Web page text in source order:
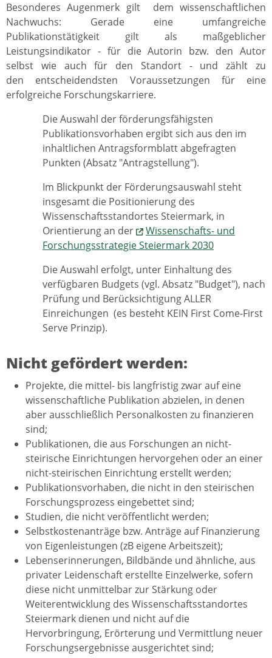
Besonderes Augenmerk gilt dem wissenschaftlichen
Nachwuchs: Gerade eine umfangreiche
Publikationstätigkeit gilt als maßgeblicher
Leistungsindikator - für die Autorin bzw. den Autor
selbst wie auch für den Standort - und zählt zu
den entscheidendsten Voraussetzungen für eine
erfolgreiche Forschungskarriere.
Die Auswahl der förderungsfähigsten
Publikationsvorhaben ergibt sich aus den im
inhaltlichen Antragsformblatt abgefragten
Punkten (Absatz "Antragstellung").
Im Blickpunkt der Förderungsauswahl steht
insgesamt die Positionierung des
Wissenschaftsstandortes Steiermark, in
Orientierung an der
Wissenschafts- und
Forschungsstrategie Steiermark 2030
Die Auswahl erfolgt, unter Einhaltung des
verfügbaren Budgets (vgl. Absatz "Budget"), nach
Prüfung und Berücksichtigung ALLER
Einreichungen (es besteht KEIN First Come-First
Serve Prinzip).
Nicht gefördert werden:
Projekte, die mittel- bis langfristig zwar auf eine
wissenschaftliche Publikation abzielen, in denen
aber ausschließlich Personalkosten zu finanzieren
sind;
Publikationen, die aus Forschungen an nicht-
steirische Einrichtungen hervorgehen oder an einer
nicht-steirischen Einrichtung erstellt werden;
Publikationsvorhaben, die nicht in den steirischen
Forschungsprozess eingebettet sind;
Studien, die nicht veröffentlicht werden;
Selbstkostenanträge bzw. Anträge auf Finanzierung
von Eigenleistungen (zB eigene Arbeitszeit);
Lebenserinnerungen, Bildbände und ähnliche, aus
privater Leidenschaft erstellte Einzelwerke, sofern
diese nicht unmittelbar zur Stärkung oder
Weiterentwicklung des Wissenschaftsstandortes
Steiermark dienen und nicht auf die
Hervorbringung, Erörterung und Vermittlung neuer
Forschungsergebnisse ausgerichtet sind;